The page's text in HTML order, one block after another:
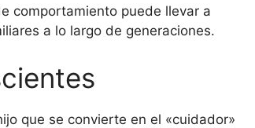
comportamiento puede llevar a
a lo largo de generaciones.
que se convierte en el «cuidador»